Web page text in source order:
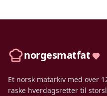
norgesmatfat
Et norsk matarkiv med over
raske hverdagsretter til